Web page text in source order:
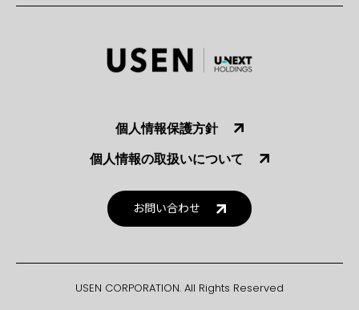
個人情報保護方針
個人情報の取扱いについて
お問い合わせ
USEN CORPORATION. All Rights Reserved